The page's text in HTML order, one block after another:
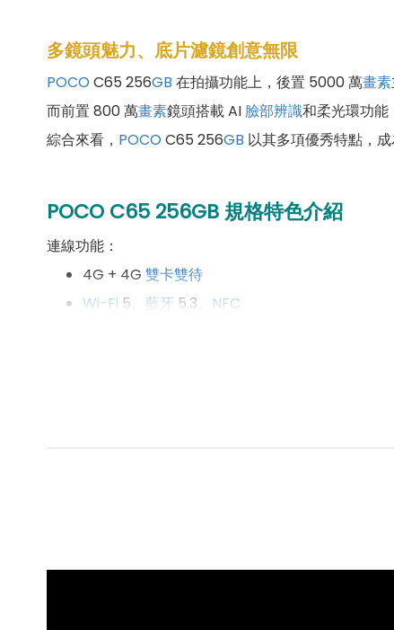
多鏡頭魅力、底片濾鏡創意無限
POCO C65 256GB 在拍攝功能上，後置 5000 萬畫素
而前置 800 萬畫素鏡頭搭載 AI臉部辨識和柔光環功能
綜合來看， POCO C65 256GB 以其多項優秀特點，
POCO C65 256GB規格特色介紹
連線功能：
4G + 4G 雙卡雙待
Wi-Fi 5、 藍牙 5.3、 NFC